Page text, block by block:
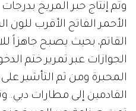
وتم إنتاج حبر المريخ
الأحمر الفاتح الأقرب للون
القاتم، بحيث يصبح
الجوازات عبر تمرير ختم
المحبرة ومن ثم التأشير
القادمين إلى مطارات دبي.